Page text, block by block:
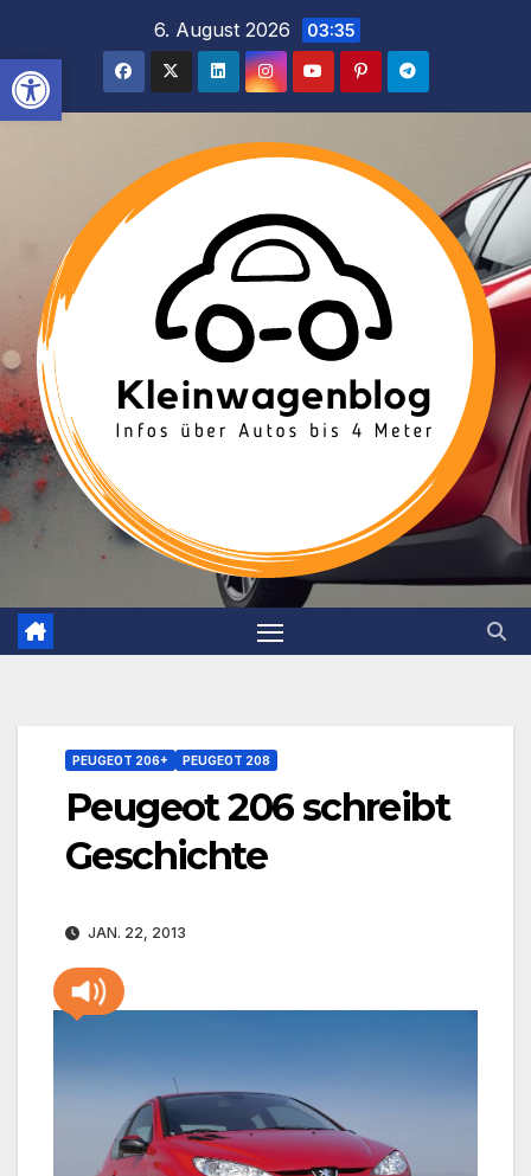
Werkzeugleiste öffnen
springen
6. August 2026 03:35
PEUGEOT 206+ PEUGEOT 208
Peugeot 206 schreibt
Geschichte
JAN. 22, 2013